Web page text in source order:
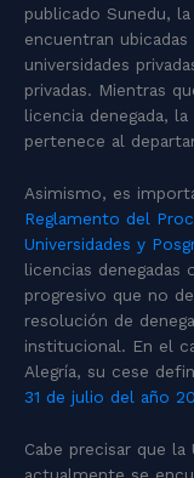
publicado Sunedu,
encuentran
universidades
privadas. Mientras
licencia denegada,
pertenece al
Asimismo, es
Reglamento del
Universidades y
licencias denegadas
progresivo que no
resolución de
institucional. En el
Alegría, su cese
31 de julio del año
Cabe precisar que la